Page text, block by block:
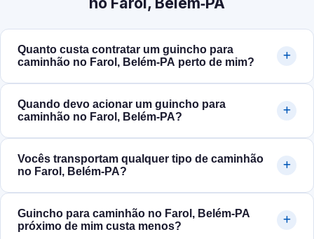
Quanto custa contratar um guincho para
caminhão no Farol, Belém‑PA perto de mim?
Quando devo acionar um guincho para
caminhão no Farol, Belém‑PA?
Vocês transportam qualquer tipo de caminhão
no Farol, Belém‑PA?
Guincho para caminhão no Farol, Belém‑PA
próximo de mim custa menos?